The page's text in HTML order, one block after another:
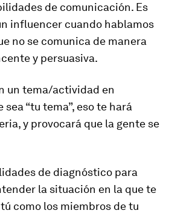
de comunicación. Es
influencer cuando hablamos
no se comunica de manera
y persuasiva.
un tema/actividad en
“tu tema”, eso te hará
y provocará que la gente se
de diagnóstico para
la situación en la que te
como los miembros de tu